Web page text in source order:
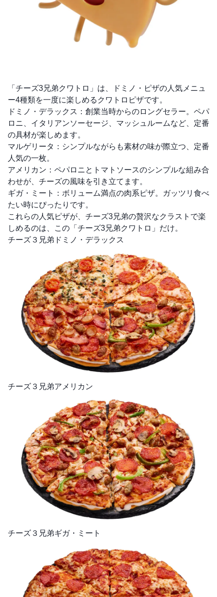
「チーズ3兄弟クワトロ」は、ドミノ・ピザの人気メニュ
ー4種類を一度に楽しめるクワトロピザです。
ドミノ・デラックス：創業当時からのロングセラー。ペパ
ロニ、イタリアンソーセージ、マッシュルームなど、定番
の具材が楽しめます。
マルゲリータ：シンプルながらも素材の味が際立つ、定番
人気の一枚。
アメリカン：ペパロニとトマトソースのシンプルな組み合
わせが、チーズの風味を引き立てます。
ギガ・ミート：ボリューム満点の肉系ピザ。ガッツリ食べ
たい時にぴったりです。
これらの人気ピザが、チーズ3兄弟の贅沢なクラストで楽
しめるのは、この「チーズ3兄弟クワトロ」だけ。
チーズ３兄弟ドミノ・デラックス
チーズ３兄弟アメリカン
チーズ３兄弟ギガ・ミート